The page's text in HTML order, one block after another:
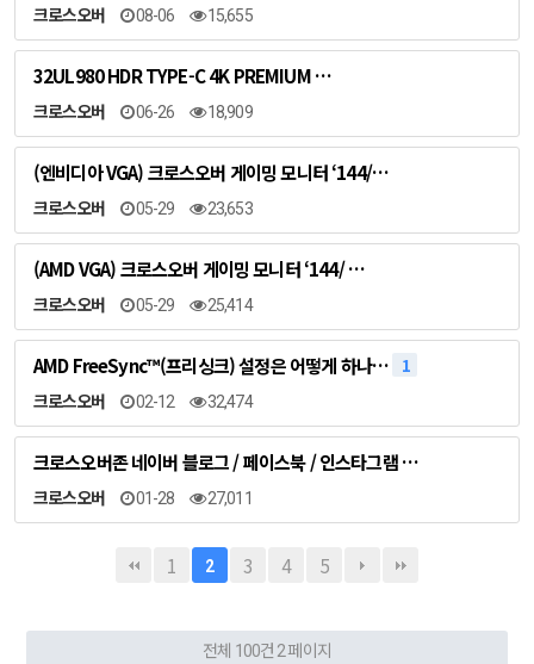
크로스오버 08-06 15,655
32UL980 HDR TYPE-C 4K PREMIUM …
크로스오버 06-26 18,909
(엔비디아 VGA) 크로스오버 게이밍 모니터 ‘144/…
크로스오버 05-29 23,653
(AMD VGA) 크로스오버 게이밍 모니터 ‘144/ …
크로스오버 05-29 25,414
AMD FreeSync™(프리싱크) 설정은 어떻게 하나… 1
크로스오버 02-12 32,474
크로스오버존 네이버 블로그 / 페이스북 / 인스타그램 …
크로스오버 01-28 27,011
1 2 3 4 5
전체 100건 2 페이지